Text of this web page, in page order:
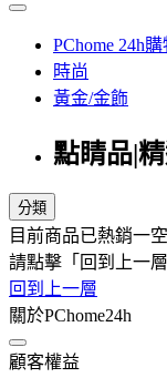
PChome 24h
時尚
黃金/金飾
點睛品|
分類
目前商品已熱銷一空
請點擊「回到上一
回到上一層
關於PChome24h
顧客權益